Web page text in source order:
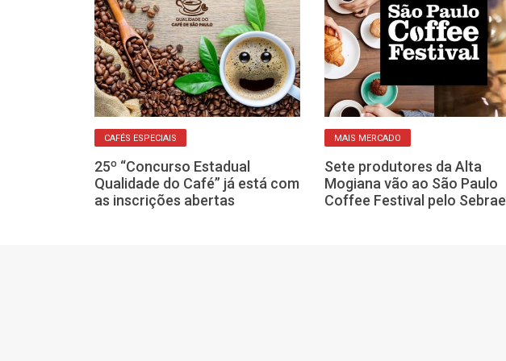
CAFÉS ESPECIAIS
25º “Concurso Estadual
Qualidade do Café” já está com
as inscrições abertas
MAIS MERCADO
Sete produtores da Alta
Mogiana vão ao São Paulo
Coffee Festival pelo Sebrae